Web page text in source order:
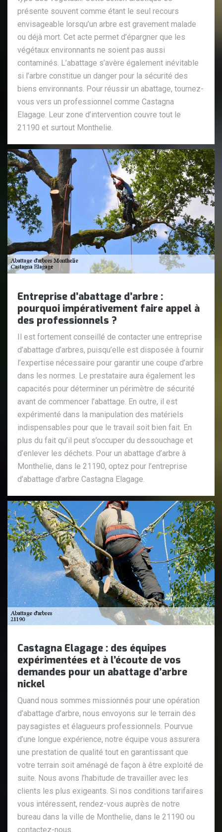
présente souvent comme étant le seul recours
envisageable lorsqu’un arbre est gravement malade
ou déjà mort. Cet acte permet d’épargner que les
végétaux environnants ne soient pas aussi
contaminés. L’abattage s’avère également inévitable
si l’arbre constitue un danger pour la sécurité des
biens environnants. Pour réussir un abattage, tournez-
vous vers un professionnel comme Castagna
Elagage. Leur zone d’intervention couvre tout le
21190 et surtout Monthelie.
Entreprise d’abattage d’arbre :
pourquoi impérativement faire appel à
des professionnels ?
Il est fortement conseillé de contacter une entreprise
d’abattage d’arbres, puisqu’elle est disposée à fournir
l’expertise nécessaire pour garantir une coupe d’arbre
dans les normes. Le prestataire aura également les
capacités pour déterminer un périmètre de sécurité
avant de commencer l’abattage. En outre, il est
expérimenté dans la manipulation des matériels
indispensables pour que le travail soit bien fait. En
plus du fait qu’il peut s’occuper du dessouchage et
d’enlever les déchets. Pour un abattage d’arbre à
Monthelie, dans le 21190, optez pour l’entreprise
d’abattage d’arbre Castagna Elagage.
Castagna Elagage : des équipes
expérimentées et à l’écoute de vos
demandes pour un abattage d’arbre
nickel
Quand nous sommes missionnés pour une opération
d’abattage d’arbre, nous envoyons sur le terrain des
paysagistes et élagueurs professionnels. Pourvue
d’une longue expérience, notre équipe vous assurera
une prestation de qualité tout en garantissant que
votre terrain soit aménagé de façon à être exploité de
suite. Nous avons l’habitude de travailler avec les
clients les plus exigeants. Si nos conditions tarifaires
vous intéressent, rendez-vous auprès de notre
bureau dans la ville de Monthelie, dans le 21190 ou
contactez-nous.